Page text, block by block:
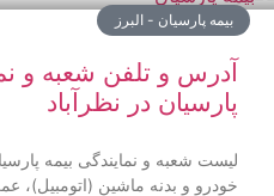
بیمه پارسیان - البرز
آدرس و تلفن شعبه و
پارسیان در نظرآباد
لیست شعبه و نمایندگی بیمه
خودرو و بدنه ماشین (اتومبیل)،